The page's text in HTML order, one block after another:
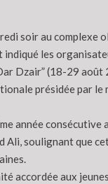
soir au complexe
indiqué les
Dzair” (18-29
présidée par
année consécutive
Ali, soulignant que
accordée aux